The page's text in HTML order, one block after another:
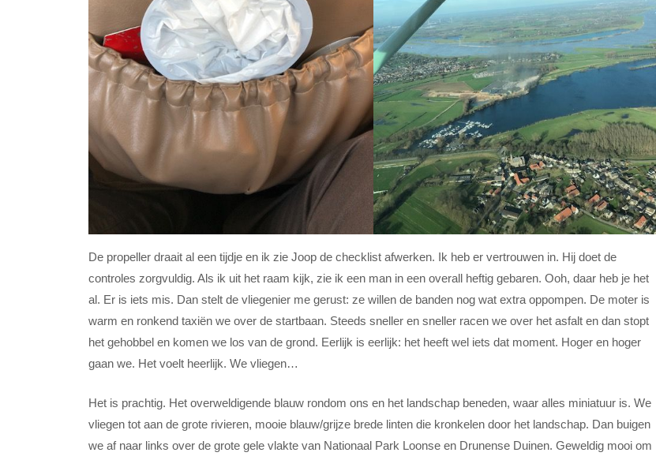
De propeller draait al een tijdje en ik zie Joop de checklist afwerken. Ik heb er vertrouwen in. Hij doet de
controles zorgvuldig. Als ik uit het raam kijk, zie ik een man in een overall heftig gebaren. Ooh, daar heb je het
al. Er is iets mis. Dan stelt de vliegenier me gerust: ze willen de banden nog wat extra oppompen. De moter is
warm en ronkend taxiën we over de startbaan. Steeds sneller en sneller racen we over het asfalt en dan stopt
het gehobbel en komen we los van de grond. Eerlijk is eerlijk: het heeft wel iets dat moment. Hoger en hoger
gaan we. Het voelt heerlijk. We vliegen…
Het is prachtig. Het overweldigende blauw rondom ons en het landschap beneden, waar alles miniatuur is. We
vliegen tot aan de grote rivieren, mooie blauw/grijze brede linten die kronkelen door het landschap. Dan buigen
we af naar links over de grote gele vlakte van Nationaal Park Loonse en Drunense Duinen. Geweldig mooi om